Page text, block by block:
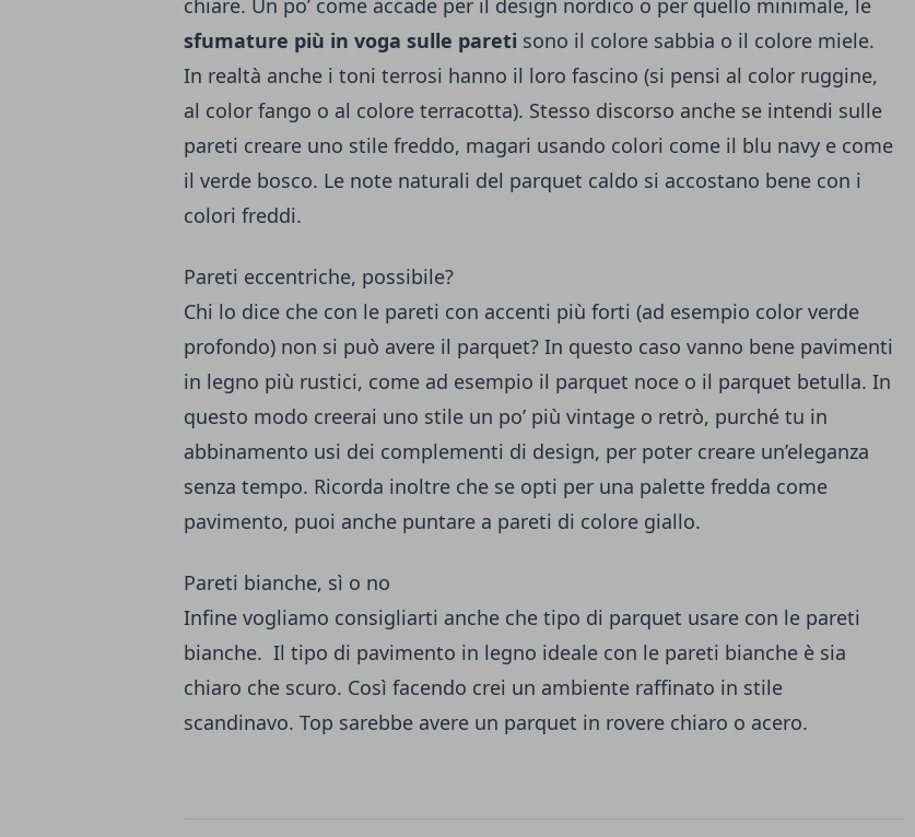
chiare. Un po’ come accade per il design nordico o per quello minimale, le
sfumature più in voga sulle pareti sono il colore sabbia o il colore miele.
In realtà anche i toni terrosi hanno il loro fascino (si pensi al color ruggine,
al color fango o al colore terracotta). Stesso discorso anche se intendi sulle
pareti creare uno stile freddo, magari usando colori come il blu navy e come
il verde bosco. Le note naturali del parquet caldo si accostano bene con i
colori freddi.
Pareti eccentriche, possibile?
Chi lo dice che con le pareti con accenti più forti (ad esempio color verde
profondo) non si può avere il parquet? In questo caso vanno bene pavimenti
in legno più rustici, come ad esempio il parquet noce o il parquet betulla. In
questo modo creerai uno stile un po’ più vintage o retrò, purché tu in
abbinamento usi dei complementi di design, per poter creare un’eleganza
senza tempo. Ricorda inoltre che se opti per una palette fredda come
pavimento, puoi anche puntare a pareti di colore giallo.
Pareti bianche, sì o no
Infine vogliamo consigliarti anche che tipo di parquet usare con le pareti
bianche. Il tipo di pavimento in legno ideale con le pareti bianche è sia
chiaro che scuro. Così facendo crei un ambiente raffinato in stile
scandinavo. Top sarebbe avere un parquet in rovere chiaro o acero.